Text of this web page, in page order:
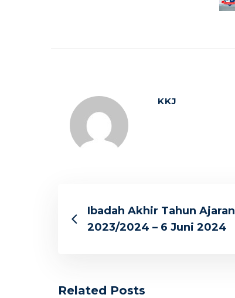
KKJ
Ibadah Akhir Tahun Ajaran
2023/2024 – 6 Juni 2024
Related Posts